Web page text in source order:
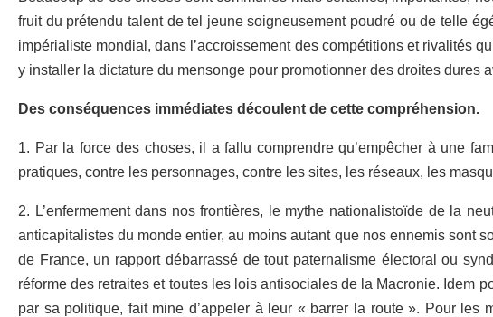
fruit du prétendu talent de tel jeune soigneusement poudré ou de telle
impérialiste mondial, dans l’accroissement des compétitions et rivalités
y installer la dictature du mensonge pour promotionner des droites
Des conséquences immédiates découlent de cette compréhension.
1. Par la force des choses, il a fallu comprendre qu’empêcher à une
pratiques, contre les personnages, contre les sites, les réseaux, les
2. L’enfermement dans nos frontières, le mythe nationalistoïde de la
anticapitalistes du monde entier, au moins autant que nos ennemis sont
de France, un rapport débarrassé de tout paternalisme électoral ou
réforme des retraites et toutes les lois antisociales de la Macronie. Idem
par sa politique, fait mine d’appeler à leur « barrer la route». Pour les